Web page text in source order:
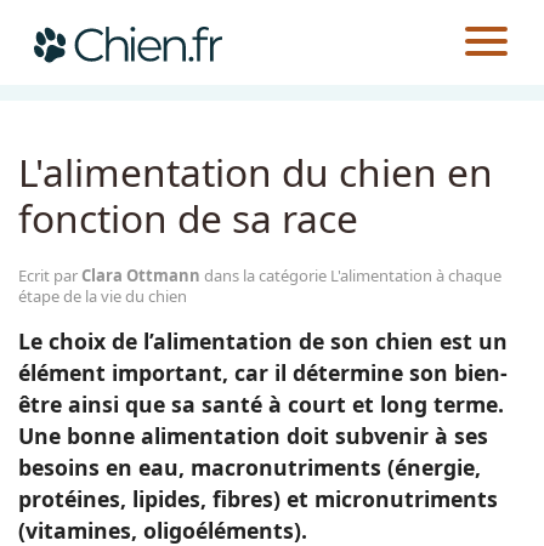
Guides
CHIEN.FR GUIDES
ALIMENTATION
L'alimentation du chien en
fonction de sa race
Ecrit par Clara Ottmann dans la catégorie L'alimentation à chaque
étape de la vie du chien
Le choix de l’alimentation de son chien est un
élément important, car il détermine son bien-
être ainsi que sa santé à court et long terme.
Une bonne alimentation doit subvenir à ses
besoins en eau, macronutriments (énergie,
protéines, lipides, fibres) et micronutriments
(vitamines, oligoéléments).